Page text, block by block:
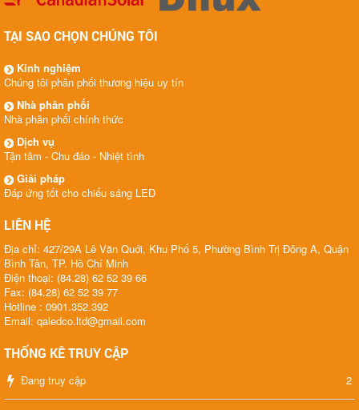
TẠI SAO CHỌN CHÚNG TÔI
Kinh nghiệm
Chúng tôi phân phối thương hiệu uy tín
Nhà phân phối
Nhà phân phối chính thức
Dịch vụ
Tận tâm - Chu đáo - Nhiệt tình
Giải pháp
Đáp ứng tốt cho chiếu sáng LED
LIÊN HỆ
Địa chỉ: 427/29A Lê Văn Quới, Khu Phố 5, Phường Bình Trị Đông A, Quận
Bình Tân, TP. Hồ Chí Minh
Điện thoại: (84.28) 62 52 39 66
Fax: (84.28) 62 52 39 77
Hotline : 0901.352.392
Email: qaledco.ltd@gmail.com
THỐNG KÊ TRUY CẬP
Đang truy cập 2